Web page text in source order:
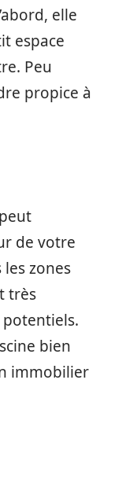
elle
espace
Peu
propice à
de votre
zones
très
potentiels.
bien
immobilier